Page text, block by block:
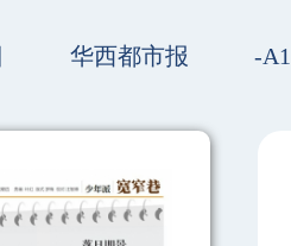
华西都市报 -